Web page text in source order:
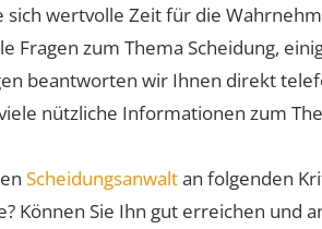
sich wertvolle Zeit für die
Fragen zum Thema Scheidung,
beantworten wir Ihnen direkt
nützliche Informationen zum
Scheidungsanwaltan folgenden
Können Sie Ihn gut erreichen und